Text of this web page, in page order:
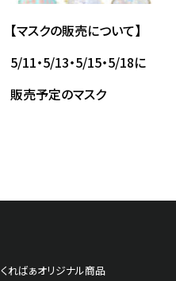
37
35
【マスクの販売について】
5/11・5/13・5/15・5/18に
販売予定のマスク
くればぁオリジナル商品